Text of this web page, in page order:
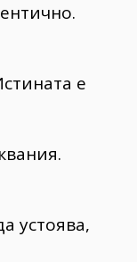
е
устоява,